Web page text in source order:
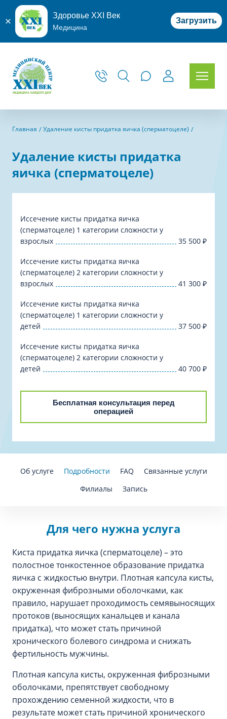
Здоровье XXI Век
Медицина
Загрузить
Главная Удаление кисты придатка яичка (сперматоцеле)
Удаление кисты придатка
яичка (сперматоцеле)
Иссечение кисты придатка яичка
(сперматоцеле) 1 категории сложности у
взрослых
35 500 ₽
Иссечение кисты придатка яичка
(сперматоцеле) 2 категории сложности у
взрослых
41 300 ₽
Иссечение кисты придатка яичка
(сперматоцеле) 1 категории сложности у
детей
37 500 ₽
Иссечение кисты придатка яичка
(сперматоцеле) 2 категории сложности у
детей
40 700 ₽
Бесплатная консультация перед
операцией
Об услуге Подробности FAQ
Связанные услуги
Филиалы
Запись
Для чего нужна услуга
Киста придатка яичка (сперматоцеле) – это
полостное тонкостенное образование придатка
яичка с жидкостью внутри. Плотная капсула кисты,
окруженная фиброзными оболочками, как
правило, нарушает проходимость семявыносящих
протоков (выносящих канальцев и канала
придатка), что может стать причиной
хронического болевого синдрома и снижать
фертильность мужчины.
Плотная капсула кисты, окруженная фиброзными
оболочками, препятствует свободному
прохождению семенной жидкости, что в
результате может стать причиной хронического